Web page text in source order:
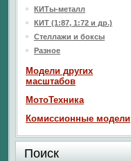
КИТы-металл
КИТ (1:87, 1:72 и др.)
Стеллажи и боксы
Разное
Модели других
масштабов
МотоТехника
Комиссионные модели
Поиск